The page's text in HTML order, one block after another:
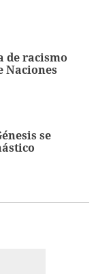
de racismo
Naciones
se